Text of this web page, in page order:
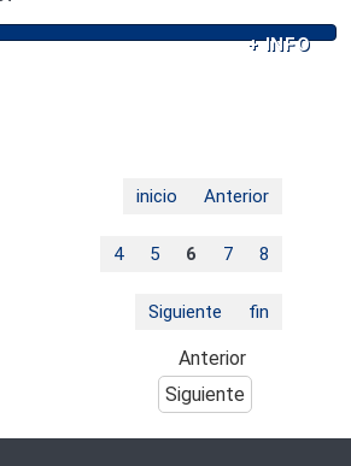
+ INFO
inicio Anterior
4 5 6 7 8
Siguiente fin
Anterior
Siguiente